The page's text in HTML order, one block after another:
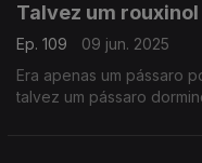
Talvez um rouxinol
Ep. 109
09 jun. 2025
Era apenas um pássaro
talvez um pássaro